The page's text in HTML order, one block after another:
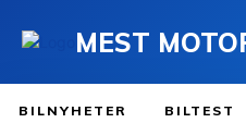
MEST
BILNYHETER BILTEST